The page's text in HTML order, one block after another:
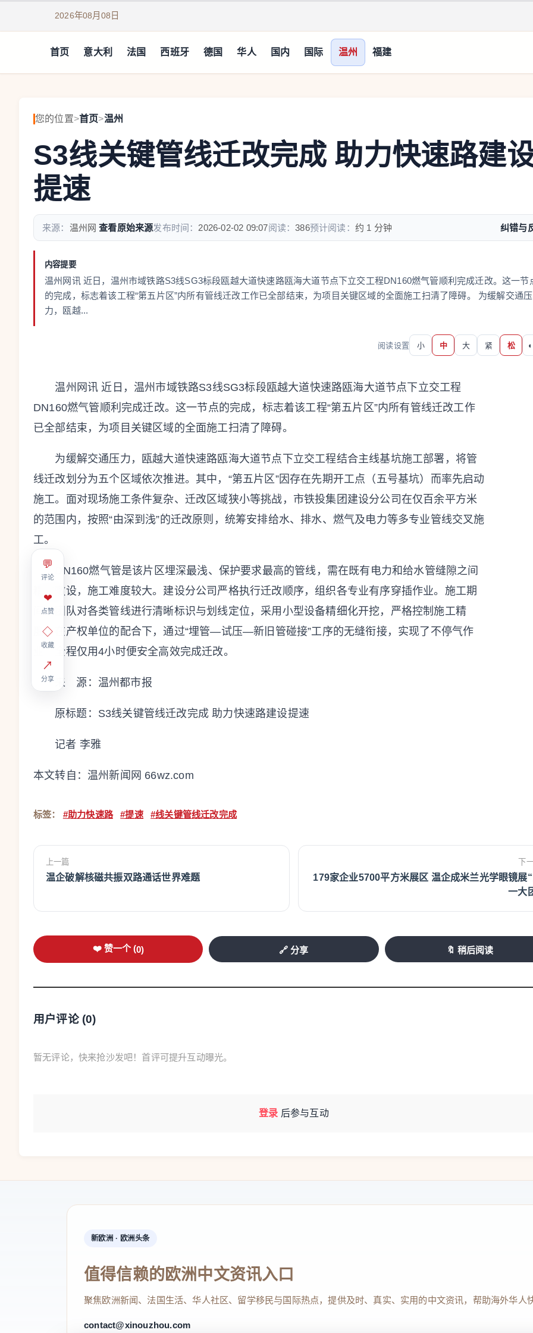
2026年08月08日
首页 意大利 法国 西班牙 德国 华人 国内 国际 温州 福建
您的位置>首页>温州
S3线关键管线迁改完成 助力快速路建
提速
来源： 温州网 查看原始来源发布时间： 2026-02-02 09:07阅读：386预计阅读： 约 1 分钟 纠错与
内容提要
温州网讯 近日，温州市域铁路S3线SG3标段瓯越大道快速路瓯海大道节点下立交工程DN160燃气管顺利完成迁改。这一节
的完成，标志着该工程“第五片区”内所有管线迁改工作已全部结束，为项目关键区域的全面施工扫清了障碍。 为缓解交通压
力，瓯越...
阅读设置 小 中 大 紧 松 ◐
💬
评论
❤
点赞
◇
收藏
↗
分享
温州网讯 近日，温州市域铁路S3线SG3标段瓯越大道快速路瓯海大道节点下立交工程
DN160燃气管顺利完成迁改。这一节点的完成，标志着该工程“第五片区”内所有管线迁改工作
已全部结束，为项目关键区域的全面施工扫清了障碍。
为缓解交通压力，瓯越大道快速路瓯海大道节点下立交工程结合主线基坑施工部署，将管
线迁改划分为五个区域依次推进。其中，“第五片区”因存在先期开工点（五号基坑）而率先启动
施工。面对现场施工条件复杂、迁改区域狭小等挑战，市铁投集团建设分公司在仅百余平方米
的范围内，按照“由深到浅”的迁改原则，统筹安排给水、排水、燃气及电力等多专业管线交叉施
工。
DN160燃气管是该片区埋深最浅、保护要求最高的管线，需在既有电力和给水管缝隙之间
精准敷设，施工难度较大。建设分公司严格执行迁改顺序，组织各专业有序穿插作业。施工期
间，团队对各类管线进行清晰标识与划线定位，采用小型设备精细化开挖，严格控制施工精
度。在产权单位的配合下，通过“埋管—试压—新旧管碰接”工序的无缝衔接，实现了不停气作
业，全程仅用4小时便安全高效完成迁改。
来 源：温州都市报
原标题： S3线关键管线迁改完成 助力快速路建设提速
记者 李雅
本文转自： 温州新闻网 66wz.com
标签： #助力快速路 #提速 #线关键管线迁改完成
上一篇
温企破解核磁共振双路通话世界难题
下
179家企业5700平方米展区 温企成米兰光学眼镜展
一大
❤️ 赞一个 (0) 🔗 分享 🔖 稍后阅读
用户评论 (0)
暂无评论，快来抢沙发吧！首评可提升互动曝光。
登录 后参与互动
新欧洲 · 欧洲头条
值得信赖的欧洲中文资讯入口
聚焦欧洲新闻、法国生活、华人社区、留学移民与国际热点，提供及时、真实、实用的中文资讯，帮助海外华人
contact@xinouzhou.com